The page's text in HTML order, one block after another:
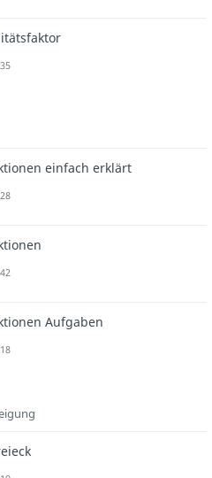
einfach erklärt
Aufgaben